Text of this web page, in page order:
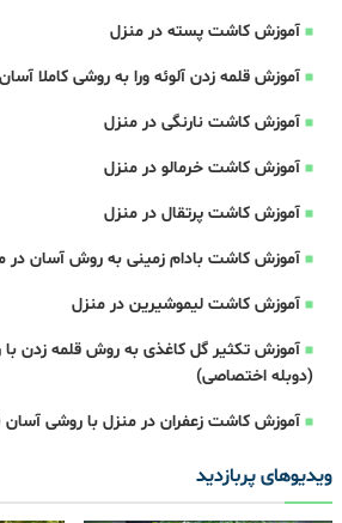
آموزش کاشت پسته در منزل
آموزش قلمه زدن آلوئه ورا به روشی کاملا آسان
آموزش کاشت نارنگی در منزل
آموزش کاشت خرمالو در منزل
آموزش کاشت پرتقال در منزل
آموزش کاشت بادام زمینی به روش آسان در
آموزش کاشت لیموشیرین در منزل
آموزش تکثیر گل کاغذی به روش قلمه زدن
(دوبله اختصاصی)
آموزش کاشت زعفران در منزل با روشی
ویدیوهای پربازدید